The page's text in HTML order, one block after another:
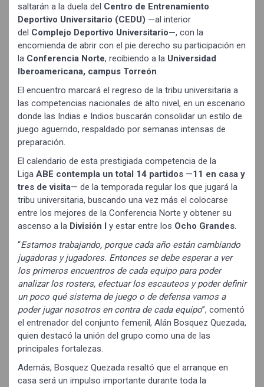
saltarán a la duela del Centro de Entrenamiento
Deportivo Universitario (CEDU) —al interior
del Complejo Deportivo Universitario—, con la
encomienda de abrir con el pie derecho su participación en
la Conferencia Norte, recibiendo a la Universidad
Iberoamericana, campus Torreón
El encuentro marcará el regreso de la tribu universitaria a
las competencias nacionales de alto nivel, en un escenario
donde las Indias e Indios buscarán consolidar un estilo de
juego aguerrido, respaldado por semanas intensas de
preparación.
El calendario de esta prestigiada competencia de la
Liga ABE contempla un total 14 partidos —11 en casa y
tres de visita— de la temporada regular los que jugará la
tribu universitaria, buscando una vez más el colocarse
entre los mejores de la Conferencia Norte y obtener su
ascenso a la División I y estar entre los Ocho Grandes
“Estamos trabajando, porque cada año están cambiando
jugadoras y jugadores. Entonces se debe esperar a ver
los primeros encuentros de cada equipo para poder
analizar los rosters, efectuar los escauteos y poder definir
un poco qué sistema de juego o de defensa vamos a
poder jugar nosotros en contra de cada equipo”, comentó
el entrenador del conjunto femenil, Alán Bosquez Quezada,
quien destacó la unión del grupo como una de las
principales fortalezas.
Además, Bosquez Quezada resaltó que el arranque en
casa será un impulso importante durante toda la